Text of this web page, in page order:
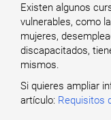
Existen algunos
vulnerables, como
mujeres,
discapacitados,
mismos.
Si quieres ampliar
artículo: Requisitos